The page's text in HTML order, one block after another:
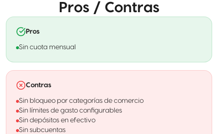
Pros / Contras
Pros
Sin cuota mensual
Contras
Sin bloqueo por categorías de comercio
Sin límites de gasto configurables
Sin depósitos en efectivo
Sin subcuentas